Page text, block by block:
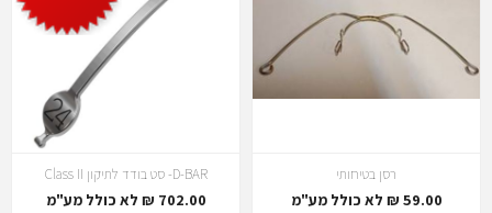
רסן בטיחותי
59.00 ₪ לא כולל מע"מ
D-BAR- סט בודד לתיקון Class II
702.00 ₪ לא כולל מע"מ